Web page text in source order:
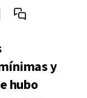
y
hubo